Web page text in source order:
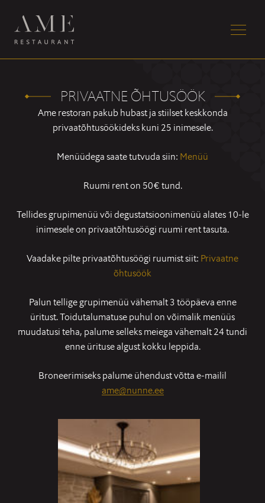
PRIVAATNE ÕHTUSÖÖK
Ame restoran pakub hubast ja stiilset keskkonda
privaatõhtusöökideks kuni 25 inimesele.
Menüüdega saate tutvuda siin: Menüü
Ruumi rent on 50€ tund.
Tellides grupimenüü või degustatsioonimenüü alates 10-le
inimesele on privaatõhtusöögi ruumi rent tasuta.
Vaadake pilte privaatõhtusöögi ruumist siit: Privaatne
õhtusöök
Palun tellige grupimenüü vähemalt 3 tööpäeva enne
üritust. Toidutalumatuse puhul on võimalik menüüs
muudatusi teha, palume selleks meiega vähemalt 24 tundi
enne ürituse algust kokku leppida.
Broneerimiseks palume ühendust võtta e-mailil
ame@nunne.ee